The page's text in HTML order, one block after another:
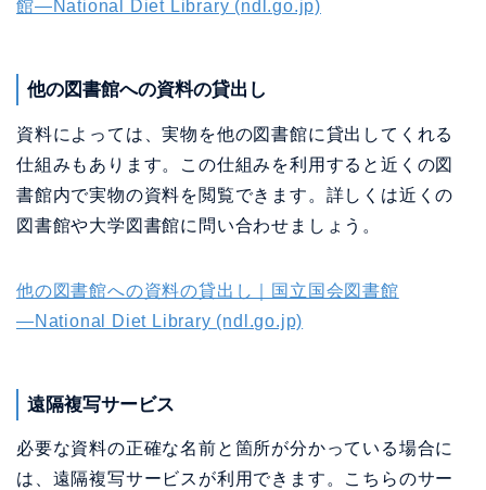
館―National Diet Library (ndl.go.jp)
他の図書館への資料の貸出し
資料によっては、実物を他の図書館に貸出してくれる
仕組みもあります。この仕組みを利用すると近くの図
書館内で実物の資料を閲覧できます。詳しくは近くの
図書館や大学図書館に問い合わせましょう。
他の図書館への資料の貸出し｜国立国会図書館
―National Diet Library (ndl.go.jp)
遠隔複写サービス
必要な資料の正確な名前と箇所が分かっている場合に
は、遠隔複写サービスが利用できます。こちらのサー